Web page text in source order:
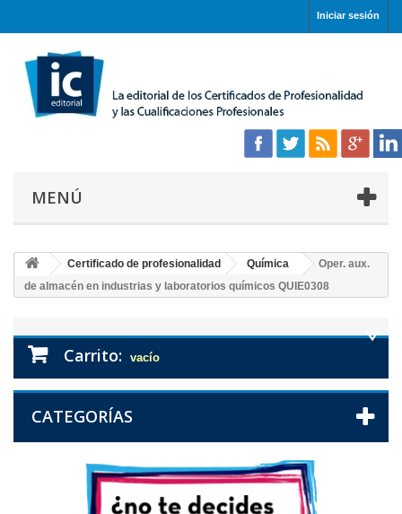
Iniciar sesión
MENÚ
Certificado de profesionalidad Química
Oper. aux.
de almacén en industrias y laboratorios químicos QUIE0308
Carrito: vacío
CATEGORÍAS